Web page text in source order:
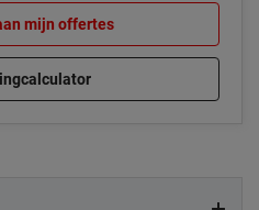
mijn offertes